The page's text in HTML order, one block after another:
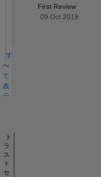
First Review
09 Oct 2019
す
べ
て
表
示
ト
ラ
ス
ト
セ